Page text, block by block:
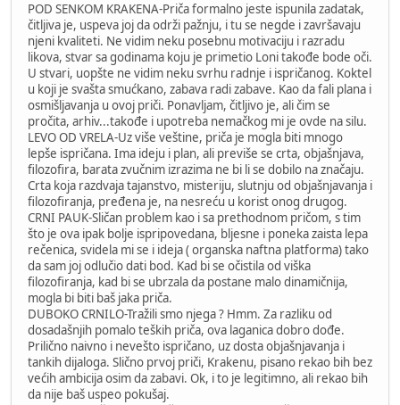
POD SENKOM KRAKENA-Priča formalno jeste ispunila zadatak,
čitljiva je, uspeva joj da održi pažnju, i tu se negde i završavaju
njeni kvaliteti. Ne vidim neku posebnu motivaciju i razradu
likova, stvar sa godinama koju je primetio Loni takođe bode oči.
U stvari, uopšte ne vidim neku svrhu radnje i ispričanog. Koktel
u koji je svašta smućkano, zabava radi zabave. Kao da fali plana i
osmišljavanja u ovoj priči. Ponavljam, čitljivo je, ali čim se
pročita, arhiv...takođe i upotreba nemačkog mi je ovde na silu.
LEVO OD VRELA-Uz više veštine, priča je mogla biti mnogo
lepše ispričana. Ima ideju i plan, ali previše se crta, objašnjava,
filozofira, barata zvučnim izrazima ne bi li se dobilo na značaju.
Crta koja razdvaja tajanstvo, misteriju, slutnju od objašnjavanja i
filozofiranja, pređena je, na nesreću u korist onog drugog.
CRNI PAUK-Sličan problem kao i sa prethodnom pričom, s tim
što je ova ipak bolje ispripovedana, bljesne i poneka zaista lepa
rečenica, svidela mi se i ideja ( organska naftna platforma) tako
da sam joj odlučio dati bod. Kad bi se očistila od viška
filozofiranja, kad bi se ubrzala da postane malo dinamičnija,
mogla bi biti baš jaka priča.
DUBOKO CRNILO-Tražili smo njega ? Hmm. Za razliku od
dosadašnjih pomalo teških priča, ova laganica dobro dođe.
Prilično naivno i nevešto ispričano, uz dosta objašnjavanja i
tankih dijaloga. Slično prvoj priči, Krakenu, pisano rekao bih bez
većih ambicija osim da zabavi. Ok, i to je legitimno, ali rekao bih
da nije baš uspeo pokušaj.